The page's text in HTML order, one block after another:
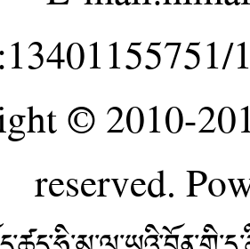
© 2010-
reserved.